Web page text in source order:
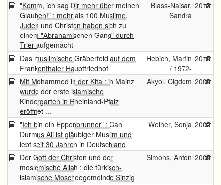
"Komm, ich sag Dir mehr über meinen
Glauben!" : mehr als 100 Muslime,
Juden und Christen haben sich zu
einem "Abrahamischen Gang" durch
Trier aufgemacht
Blass-Naisar,
Sandra
2013
Das muslimische Gräberfeld auf dem
Frankenthaler Hauptfriedhof
Hebich, Martin
/ 1972-
2015
Mit Mohammed in der Kita : in Mainz
wurde der erste islamische
Kindergarten in Rheinland-Pfalz
eröffnet ...
Akyol, Cigdem 2009
"Ich bin ein Eppenbrunner" : Can
Durmus Ali ist gläubiger Muslim und
lebt seit 30 Jahren in Deutschland
Weiher, Sonja 2002
Der Gott der Christen und der
moslemische Allah : die türkisch-
islamische Moscheegemeinde Sinzig
Simons, Anton 2005